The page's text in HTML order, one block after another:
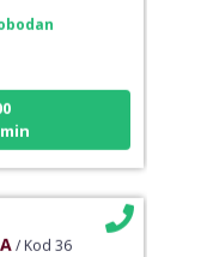
/ Kod 36